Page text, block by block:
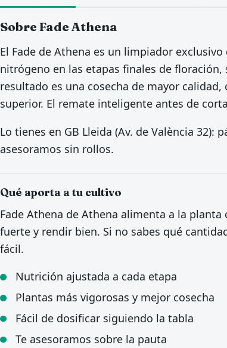
Sobre Fade Athena
El Fade de Athena es un limpiador
nitrógeno en las etapas finales de
resultado es una cosecha de mayor
superior. El remate inteligente antes de
Lo tienes en GB Lleida (Av. de València
asesoramos sin rollos.
Qué aporta a tu cultivo
Fade Athena de Athena alimenta a la
fuerte y rendir bien. Si no sabes qué
fácil.
Nutrición ajustada a cada etapa
Plantas más vigorosas y mejor cosecha
Fácil de dosificar siguiendo la tabla
Te asesoramos sobre la pauta